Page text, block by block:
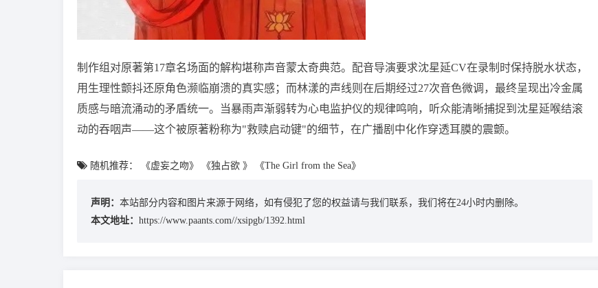
制作组对原著第17章名场面的解构堪称声音蒙太奇典范。配音导演要求沈星延CV在录制时保持脱水状态，
用生理性颤抖还原角色濒临崩溃的真实感；而林漾的声线则在后期经过27次音色微调，最终呈现出冷金属
质感与暗流涌动的矛盾统一。当暴雨声渐弱转为心电监护仪的规律鸣响，听众能清晰捕捉到沈星延喉结滚
动的吞咽声——这个被原著粉称为"救赎启动键"的细节，在广播剧中化作穿透耳膜的震颤。
随机推荐： 《虚妄之吻》 《独占欲 》 《The Girl from the Sea》
声明： 本站部分内容和图片来源于网络，如有侵犯了您的权益请与我们联系，我们将在24小时内删除。
本文地址： https://www.paants.com//xsipgb/1392.html